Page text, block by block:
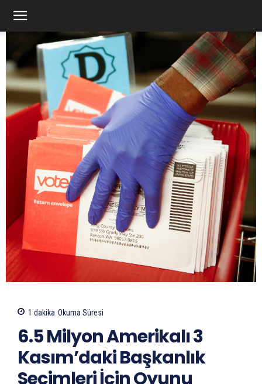
1 dakika Okuma Süresi
6.5 Milyon Amerikalı 3
Kasım’daki Başkanlık
Seçimleri İçin Oyunu